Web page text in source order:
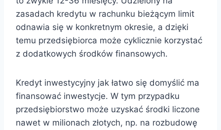
zasadach kredytu w rachunku bieżącym limit
odnawia się w konkretnym okresie, a dzięki
temu przedsiębiorca może cyklicznie korzystać
z dodatkowych środków finansowych.
Kredyt inwestycyjny jak łatwo się domyślić ma
finansować inwestycje. W tym przypadku
przedsiębiorstwo może uzyskać środki liczone
nawet w milionach złotych, np. na rozbudowę